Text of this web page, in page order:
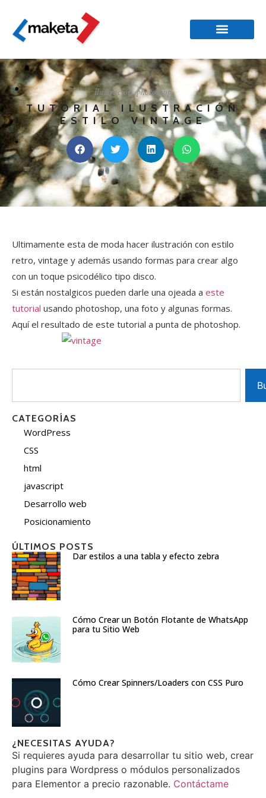
ilustracion ,photoshop
TUTORIAL ILUSTRACIÓN
ESTILO VINTAGE
Ultimamente esta de moda hacer ilustración con estilo
retro, vintage y además usando formas para crear algo
con un toque psicodélico tipo disco.
Si están nostalgicos pueden darle una ojeada a este
tutorial usando photoshop, una foto y algunas formas.
Aquí el resultado de este tutorial a punta de photoshop.
CATEGORÍAS
WordPress
CSS
html
javascript
Desarrollo web
Posicionamiento
ÚLTIMOS POSTS
Dar estilos a una tabla y efecto zebra
Cómo Crear un Botón Flotante de WhatsApp
para tu Sitio Web
Cómo Crear Spinners/Loaders con CSS Puro
¿NECESITAS AYUDA?
Si requieres ayuda para desarrollar tu sitio web, crear
plugins para Wordpress o módulos personalizados
para Elementor a precio razonable. Contáctame